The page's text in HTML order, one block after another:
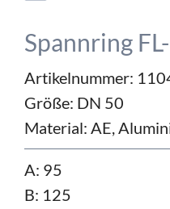
Spannring
Artikelnummer:
Größe: DN 50
Material: AE,
A: 95
B: 125